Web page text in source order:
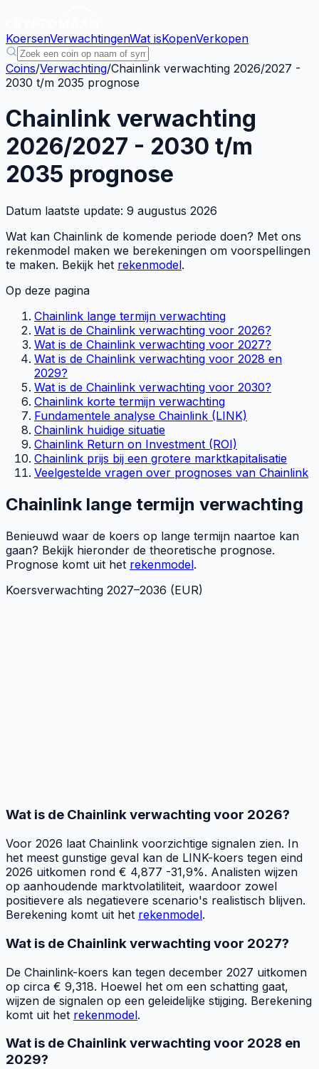
KoersenVerwachtingenWat isKopenVerkopen
Coins/Verwachting/Chainlink verwachting 2026/2027 -
2030 t/m 2035 prognose
Chainlink verwachting
2026/2027 - 2030 t/m
2035 prognose
Datum laatste update: 9 augustus 2026
Wat kan Chainlink de komende periode doen? Met ons
rekenmodel maken we berekeningen om voorspellingen
te maken. Bekijk het rekenmodel.
Op deze pagina
Chainlink lange termijn verwachting
Wat is de Chainlink verwachting voor 2026?
Wat is de Chainlink verwachting voor 2027?
Wat is de Chainlink verwachting voor 2028 en
2029?
Wat is de Chainlink verwachting voor 2030?
Chainlink korte termijn verwachting
Fundamentele analyse Chainlink (LINK)
Chainlink huidige situatie
Chainlink Return on Investment (ROI)
Chainlink prijs bij een grotere marktkapitalisatie
Veelgestelde vragen over prognoses van Chainlink
Chainlink lange termijn verwachting
Benieuwd waar de koers op lange termijn naartoe kan
gaan? Bekijk hieronder de theoretische prognose.
Prognose komt uit het rekenmodel.
Koersverwachting 2027–2036 (EUR)
Wat is de Chainlink verwachting voor 2026?
Voor 2026 laat Chainlink voorzichtige signalen zien. In
het meest gunstige geval kan de LINK-koers tegen eind
2026 uitkomen rond € 4,877 -31,9%. Analisten wijzen
op aanhoudende marktvolatiliteit, waardoor zowel
positievere als negatievere scenario's realistisch blijven.
Berekening komt uit het rekenmodel.
Wat is de Chainlink verwachting voor 2027?
De Chainlink-koers kan tegen december 2027 uitkomen
op circa € 9,318. Hoewel het om een schatting gaat,
wijzen de signalen op een geleidelijke stijging. Berekening
komt uit het rekenmodel.
Wat is de Chainlink verwachting voor 2028 en
2029?